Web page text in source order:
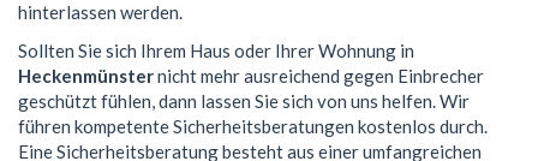
hinterlassen werden.
Sollten Sie sich Ihrem Haus oder Ihrer Wohnung in
Heckenmünsternicht mehr ausreichend gegen Einbrecher
geschützt fühlen, dann lassen Sie sich von uns helfen. Wir
führen kompetente Sicherheitsberatungen kostenlos durch.
Eine Sicherheitsberatung besteht aus einer umfangreichen